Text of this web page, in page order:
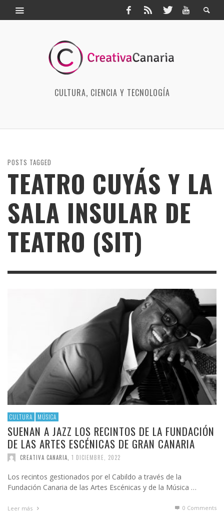
CULTURA, CIENCIA Y TECNOLOGÍA
POSTS TAGGED
TEATRO CUYÁS Y LA
SALA INSULAR DE
TEATRO (SIT)
CULTURA MÚSICA
SUENAN A JAZZ LOS RECINTOS DE LA FUNDACIÓN
DE LAS ARTES ESCÉNICAS DE GRAN CANARIA
CREATIVA CANARIA 1 DICIEMBRE, 2022
Los recintos gestionados por el Cabildo a través de la
Fundación Canaria de las Artes Escénicas y de la Música …
Leer más 0 Comments